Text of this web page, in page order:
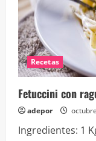
Recetas
Fetuccini con
adepor
Ingredientes: 1